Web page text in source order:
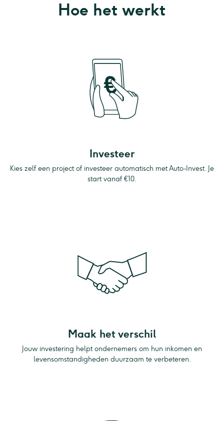
Hoe het werkt
Investeer
Kies zelf een project of investeer automatisch met Auto-Invest. Je
start vanaf €10.
Maak het verschil
Jouw investering helpt ondernemers om hun inkomen en
levensomstandigheden duurzaam te verbeteren.